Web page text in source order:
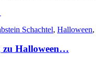
Schachtel, Halloween,
zu Halloween…